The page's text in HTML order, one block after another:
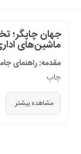
جهان چاپگر؛
ماشین‌های
مقدمه: راهنمای
چاپ
در دنیای پرشتاب امروز
فناوری‌های نوین
مشاهده بیشتر